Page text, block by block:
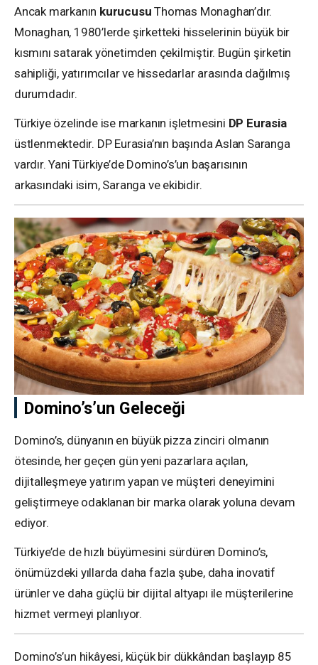
Ancak markanın kurucusu Thomas Monaghan’dır.
Monaghan, 1980’lerde şirketteki hisselerinin büyük bir
kısmını satarak yönetimden çekilmiştir. Bugün şirketin
sahipliği, yatırımcılar ve hissedarlar arasında dağılmış
durumdadır.
Türkiye özelinde ise markanın işletmesini DP Eurasia
üstlenmektedir. DP Eurasia’nın başında Aslan Saranga
vardır. Yani Türkiye’de Domino’s’un başarısının
arkasındaki isim, Saranga ve ekibidir.
Domino’s’un Geleceği
Domino’s, dünyanın en büyük pizza zinciri olmanın
ötesinde, her geçen gün yeni pazarlara açılan,
dijitalleşmeye yatırım yapan ve müşteri deneyimini
geliştirmeye odaklanan bir marka olarak yoluna devam
ediyor.
Türkiye’de de hızlı büyümesini sürdüren Domino’s,
önümüzdeki yıllarda daha fazla şube, daha inovatif
ürünler ve daha güçlü bir dijital altyapı ile müşterilerine
hizmet vermeyi planlıyor.
Domino’s’un hikâyesi, küçük bir dükkândan başlayıp 85